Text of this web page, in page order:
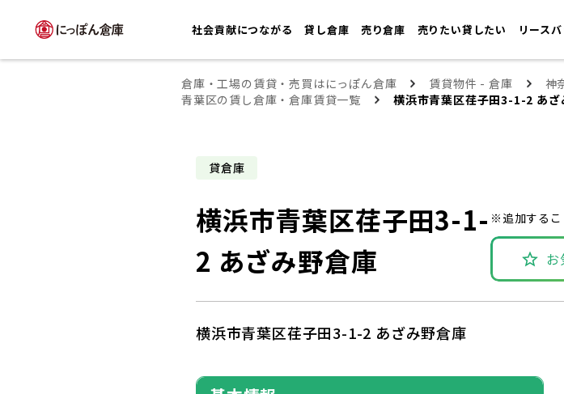
社会貢献につながる 貸し倉庫 売り倉庫 売りたい貸したい リース
倉庫・工場の賃貸・売買はにっぽん倉庫 賃貸物件 - 倉庫
神
青葉区の賃し倉庫・倉庫賃貸一覧
横浜市青葉区荏子田3-1-2 あざ
貸倉庫
横浜市青葉区荏子田3-1-
2 あざみ野倉庫
※追加するこ
お
横浜市青葉区荏子田3-1-2 あざみ野倉庫